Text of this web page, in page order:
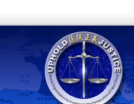
to
content